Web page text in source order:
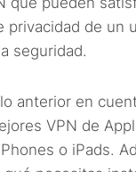
privacidad de un
seguridad.
anterior en
VPN de
o iPads.